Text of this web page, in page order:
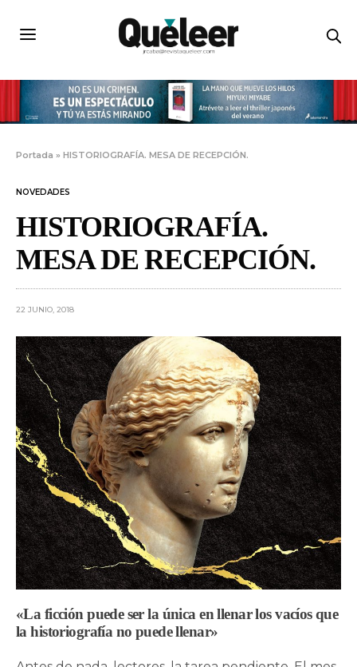
Portada »HISTORIOGRAFÍA. MESA DE RECEPCIÓN.
NOVEDADES
HISTORIOGRAFÍA.
MESA DE RECEPCIÓN.
22 JUNIO, 2018
«La ficción puede ser la única en llenar los vacíos que
la historiografía no puede llenar»